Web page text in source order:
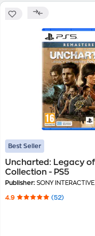
Best Seller
Uncharted: Legacy
Collection - PS5
Publisher:SONY
4.9 (52)